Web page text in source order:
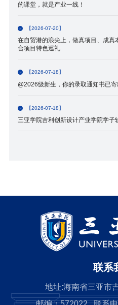
的课堂，就是产业一线！
【2026-07-20】
在自贸港的浪尖上，做真项目、成真
合项目特色巡礼
【2026-07-18】
@2026级新生，你的录取通知书已寄
【2026-07-18】
三亚学院吉利创新设计产业学院学子
联系
地址:海南省三亚市